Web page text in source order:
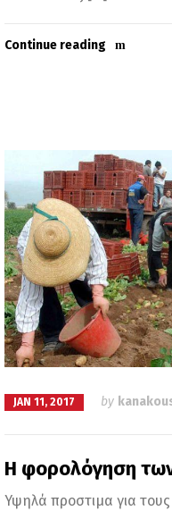
Continue reading
JAN 11, 2017 by
Η φορολόγηση
Υψηλά προστιμα για